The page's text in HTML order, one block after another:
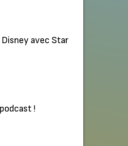
avec Star
!